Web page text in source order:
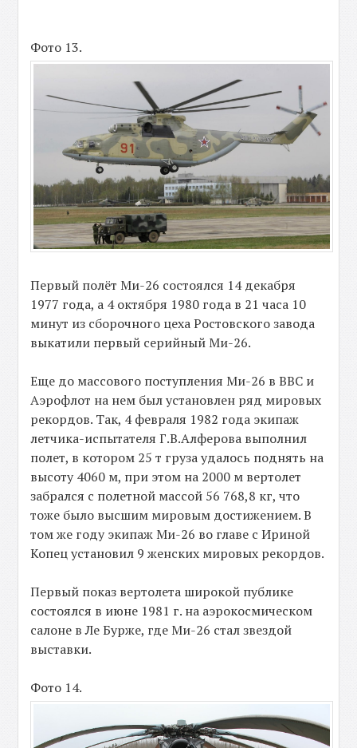
Фото 13.
Первый полёт Ми-26 состоялся 14 декабря
1977 года, а 4 октября 1980 года в 21 часа 10
минут из сборочного цеха Ростовского завода
выкатили первый серийный Ми-26.
Еще до массового поступления Ми-26 в ВВС и
Аэрофлот на нем был установлен ряд мировых
рекордов. Так, 4 февраля 1982 года экипаж
летчика-испытателя Г.В.Алферова выполнил
полет, в котором 25 т груза удалось поднять на
высоту 4060 м, при этом на 2000 м вертолет
забрался с полетной массой 56 768,8 кг, что
тоже было высшим мировым достижением. В
том же году экипаж Ми-26 во главе с Ириной
Копец установил 9 женских мировых рекордов.
Первый показ вертолета широкой публике
состоялся в июне 1981 г. на аэрокосмическом
салоне в Ле Бурже, где Ми-26 стал звездой
выставки.
Фото 14.